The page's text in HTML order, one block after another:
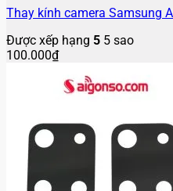
Thay kính camera Samsung
Được xếp hạng 5 5 sao
100.000₫